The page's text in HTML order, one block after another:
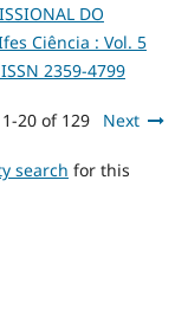
DO
Ciência : Vol. 5
2359-4799
20 of 129 Next
search for this